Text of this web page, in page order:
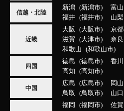
信越・北陸
新潟 新潟市 富山
福井
福井市 山梨
近畿
大阪 大阪市 京都
滋賀
大津市 奈良
和歌山
和歌山市
四国
徳島 徳島市 香川
高知
高知市
中国
広島 広島市 岡山
鳥取
鳥取市 山口
福岡 福岡市 佐賀